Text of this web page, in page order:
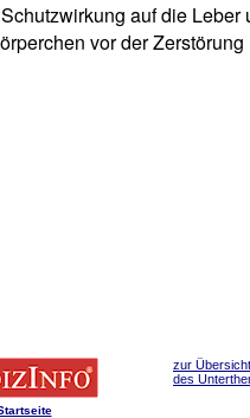
auf die Leber
vor der Zerstörung
zur Übersicht
des